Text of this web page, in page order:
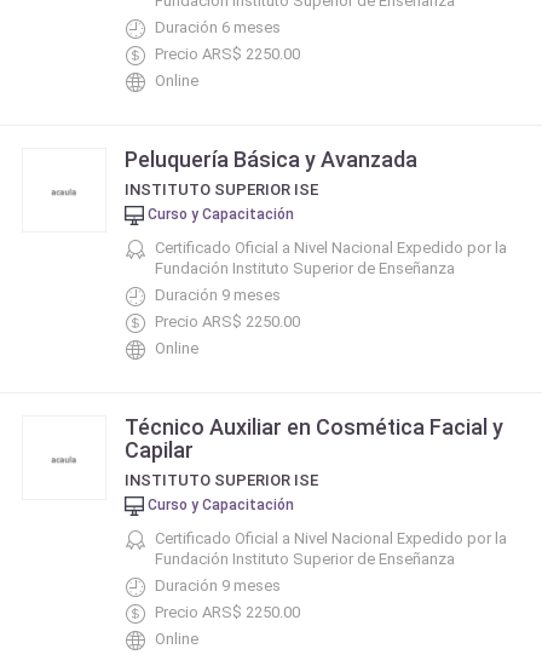
Duración 6 meses
Precio ARS$ 2250.00
Online
Peluquería Básica y Avanzada
INSTITUTO SUPERIOR ISE
Curso y Capacitación
Certificado Oficial a Nivel Nacional Expedido por la
Fundación Instituto Superior de Enseñanza
Duración 9 meses
Precio ARS$ 2250.00
Online
Técnico Auxiliar en Cosmética Facial y
Capilar
INSTITUTO SUPERIOR ISE
Curso y Capacitación
Certificado Oficial a Nivel Nacional Expedido por la
Fundación Instituto Superior de Enseñanza
Duración 9 meses
Precio ARS$ 2250.00
Online